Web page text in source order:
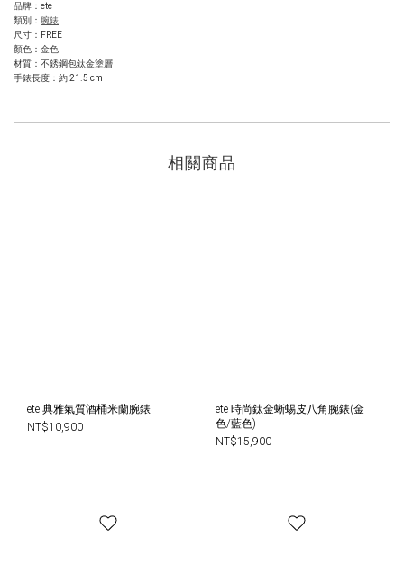
品牌：ete
類別： 腕錶
尺寸：FREE
顏色：金色
材質：不銹鋼包鈦金塗層
手錶長度：約 21.5 cm
相關商品
ete 典雅氣質酒桶米蘭腕錶
NT$10,900
ete 時尚鈦金蜥蜴皮八角腕錶(金
色/藍色)
NT$15,900